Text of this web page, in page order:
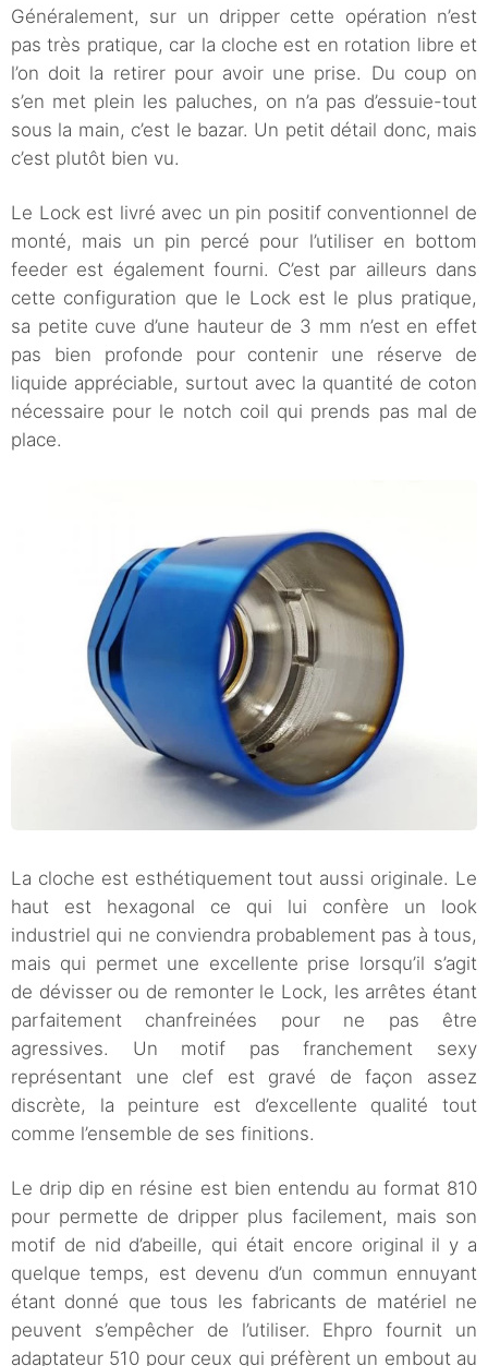
Généralement, sur un dripper cette opération n’est
pas très pratique, car la cloche est en rotation libre et
l’on doit la retirer pour avoir une prise. Du coup on
s’en met plein les paluches, on n’a pas d’essuie-tout
sous la main, c’est le bazar. Un petit détail donc, mais
c’est plutôt bien vu.
Le Lock est livré avec un pin positif conventionnel de
monté, mais un pin percé pour l’utiliser en bottom
feeder est également fourni. C’est par ailleurs dans
cette configuration que le Lock est le plus pratique,
sa petite cuve d’une hauteur de 3 mm n’est en effet
pas bien profonde pour contenir une réserve de
liquide appréciable, surtout avec la quantité de coton
nécessaire pour le notch coil qui prends pas mal de
place.
La cloche est esthétiquement tout aussi originale. Le
haut est hexagonal ce qui lui confère un look
industriel qui ne conviendra probablement pas à tous,
mais qui permet une excellente prise lorsqu’il s’agit
de dévisser ou de remonter le Lock, les arrêtes étant
parfaitement chanfreinées pour ne pas être
agressives. Un motif pas franchement sexy
représentant une clef est gravé de façon assez
discrète, la peinture est d’excellente qualité tout
comme l’ensemble de ses finitions.
Le drip dip en résine est bien entendu au format 810
pour permette de dripper plus facilement, mais son
motif de nid d’abeille, qui était encore original il y a
quelque temps, est devenu d’un commun ennuyant
étant donné que tous les fabricants de matériel ne
peuvent s’empêcher de l’utiliser. Ehpro fournit un
adaptateur 510 pour ceux qui préfèrent un embout au